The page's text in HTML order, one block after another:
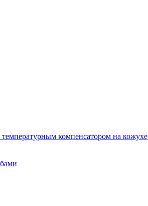
компенсатором на кожухе